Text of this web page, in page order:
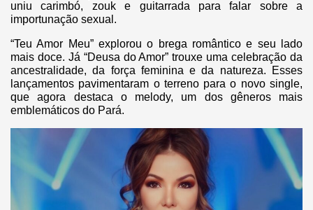
uniu carimbó, zouk e guitarrada para falar sobre a
importunação sexual.
“Teu Amor Meu” explorou o brega romântico e seu lado
mais doce. Já “Deusa do Amor” trouxe uma celebração da
ancestralidade, da força feminina e da natureza. Esses
lançamentos pavimentaram o terreno para o novo single,
que agora destaca o melody, um dos gêneros mais
emblemáticos do Pará.